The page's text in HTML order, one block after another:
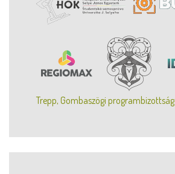
Trepp, Gombaszögi programbizottság